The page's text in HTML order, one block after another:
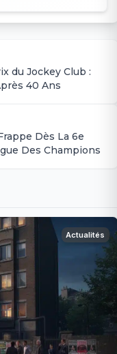
du Jockey Club :
40 Ans
Dès La 6e
Des Champions
Actualités